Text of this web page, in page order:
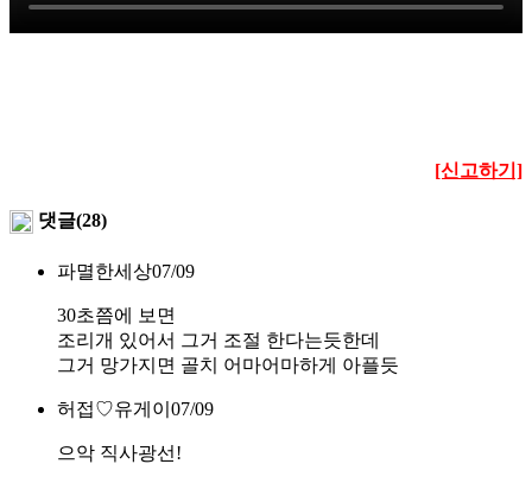
[신고하기]
댓글(28)
파멸한세상07/09
30초쯤에 보면
조리개 있어서 그거 조절 한다는듯한데
그거 망가지면 골치 어마어마하게 아플듯
허접♡유게이 07/09
으악 직사광선!